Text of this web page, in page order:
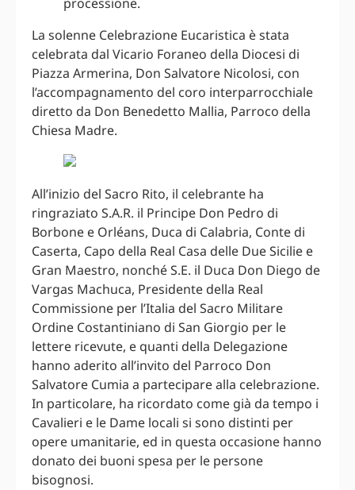
La solenne Celebrazione Eucaristica è stata
celebrata dal Vicario Foraneo della Diocesi di
Piazza Armerina, Don Salvatore Nicolosi, con
l’accompagnamento del coro interparrocchiale
diretto da Don Benedetto Mallia, Parroco della
Chiesa Madre.
All’inizio del Sacro Rito, il celebrante ha
ringraziato S.A.R. il Principe Don Pedro di
Borbone e Orléans, Duca di Calabria, Conte di
Caserta, Capo della Real Casa delle Due Sicilie e
Gran Maestro, nonché S.E. il Duca Don Diego de
Vargas Machuca, Presidente della Real
Commissione per l’Italia del Sacro Militare
Ordine Costantiniano di San Giorgio per le
lettere ricevute, e quanti della Delegazione
hanno aderito all’invito del Parroco Don
Salvatore Cumia a partecipare alla celebrazione.
In particolare, ha ricordato come già da tempo i
Cavalieri e le Dame locali si sono distinti per
opere umanitarie, ed in questa occasione hanno
donato dei buoni spesa per le persone
bisognosi.